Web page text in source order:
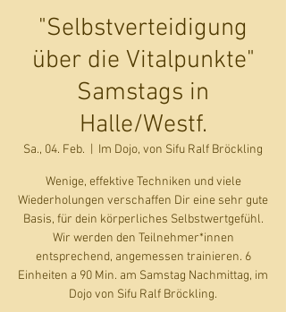
"Selbstverteidigung
über die Vitalpunkte"
Samstags in
Halle/Westf.
Sa., 04. Feb. Im Dojo, von Sifu Ralf Bröckling
Wenige, effektive Techniken und viele
Wiederholungen verschaffen Dir eine sehr gute
Basis, für dein körperliches Selbstwertgefühl.
Wir werden den Teilnehmer*innen
entsprechend, angemessen trainieren. 6
Einheiten a 90 Min. am Samstag Nachmittag, im
Dojo von Sifu Ralf Bröckling.